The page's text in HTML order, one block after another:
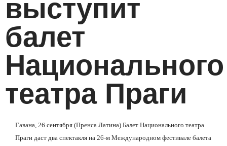
выступит
балет
Национального
театра Праги
Гавана, 26 сентября (Пренса Латина) Балет Национального театра
Праги даст два спектакля на 26-м Международном фестивале балета